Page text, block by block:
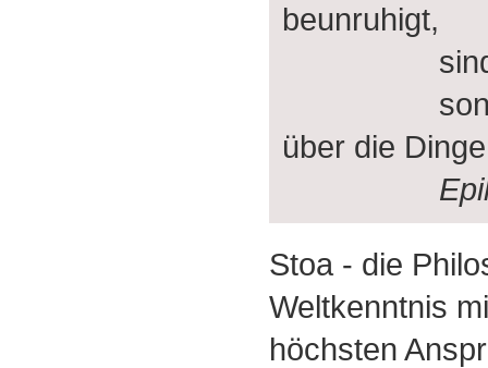
beunruhigt,
sind
sondern
über die
Stoa - die
Weltkenntnis
höchsten